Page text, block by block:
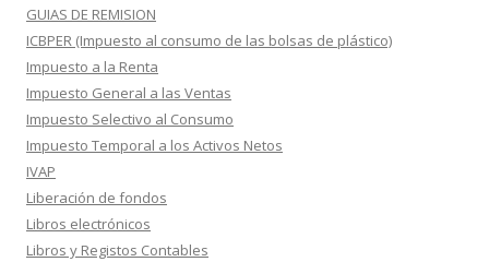
GUIAS DE REMISION
ICBPER (Impuesto al consumo de las bolsas de plástico)
Impuesto a la Renta
Impuesto General a las Ventas
Impuesto Selectivo al Consumo
Impuesto Temporal a los Activos Netos
IVAP
Liberación de fondos
Libros electrónicos
Libros y Registos Contables